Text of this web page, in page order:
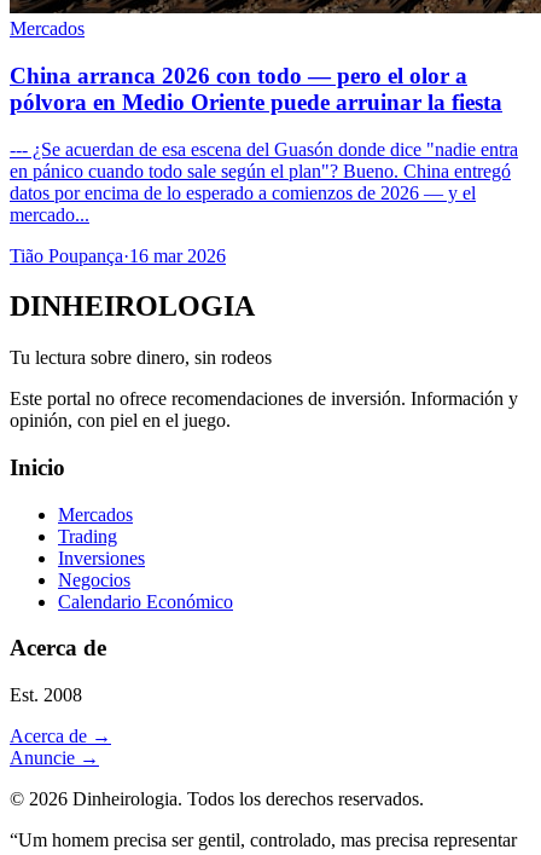
Mercados
China arranca 2026 con todo — pero el olor a
pólvora en Medio Oriente puede arruinar la fiesta
--- ¿Se acuerdan de esa escena del Guasón donde dice "nadie entra
en pánico cuando todo sale según el plan"? Bueno. China entregó
datos por encima de lo esperado a comienzos de 2026 — y el
mercado...
Tião Poupança·16 mar 2026
DINHEIROLOGIA
Tu lectura sobre dinero, sin rodeos
Este portal no ofrece recomendaciones de inversión. Información y
opinión, con piel en el juego.
Inicio
Mercados
Trading
Inversiones
Negocios
Calendario Económico
Acerca de
Est. 2008
Acerca de →
Anuncie →
© 2026 Dinheirologia. Todos los derechos reservados.
“Um homem precisa ser gentil, controlado, mas precisa representar